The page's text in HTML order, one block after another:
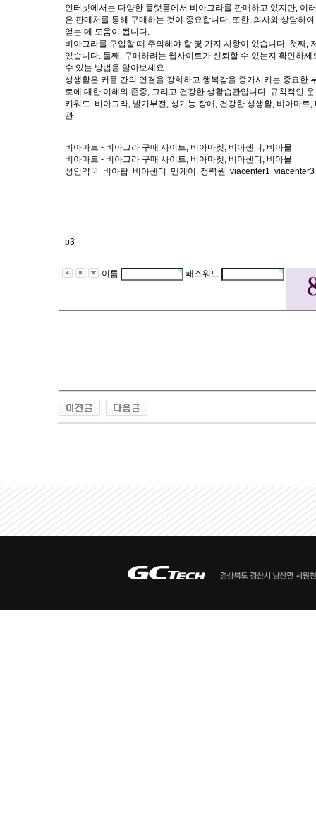
인터넷에서는 다양한 플랫폼에서 비아그라를 판매하고 있지만, 이
은 판매처를 통해 구매하는 것이 중요합니다. 또한, 의사와 상담하
얻는 데 도움이 됩니다.
비아그라를 구입할 때 주의해야 할 몇 가지 사항이 있습니다. 첫째
있습니다. 둘째, 구매하려는 웹사이트가 신뢰할 수 있는지 확인하
수 있는 방법을 알아보세요.
성생활은 커플 간의 연결을 강화하고 행복감을 증가시키는 중요한
로에 대한 이해와 존중, 그리고 건강한 생활습관입니다. 규칙적인
키워드: 비아그라, 발기부전, 성기능 장애, 건강한 성생활, 비아마
관
비아마트 - 비아그라 구매 사이트, 비아마켓, 비아센터, 비아몰
비아마트 - 비아그라 구매 사이트, 비아마켓, 비아센터, 비아몰
성인약국 비아탑 비아센터 맨케어 정력원 viacenter1 viacenter3
p3
이름 패스워드